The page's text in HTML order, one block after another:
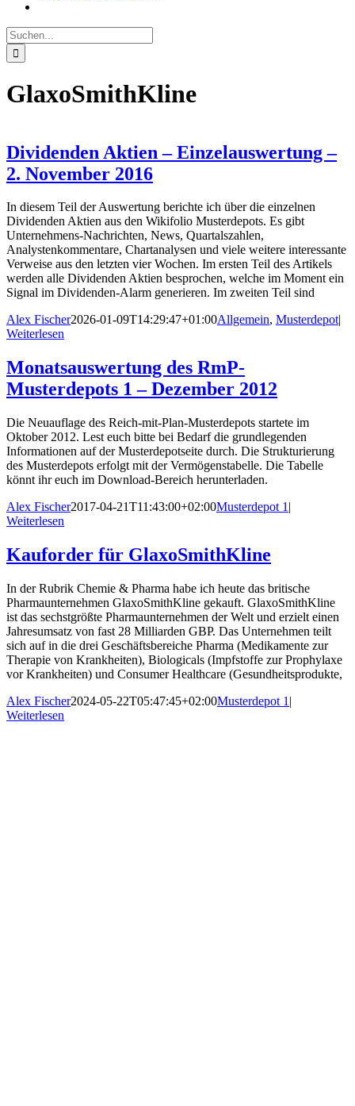
Suche
nach:
GlaxoSmithKline
Dividenden Aktien – Einzelauswertung –
2. November 2016
In diesem Teil der Auswertung berichte ich über die einzelnen
Dividenden Aktien aus den Wikifolio Musterdepots. Es gibt
Unternehmens-Nachrichten, News, Quartalszahlen,
Analystenkommentare, Chartanalysen und viele weitere interessante
Verweise aus den letzten vier Wochen. Im ersten Teil des Artikels
werden alle Dividenden Aktien besprochen, welche im Moment ein
Signal im Dividenden-Alarm generieren. Im zweiten Teil sind
Alex Fischer2026-01-09T14:29:47+01:00Allgemein, Musterdepot|
Weiterlesen
Monatsauswertung des RmP-
Musterdepots 1 – Dezember 2012
Die Neuauflage des Reich-mit-Plan-Musterdepots startete im
Oktober 2012. Lest euch bitte bei Bedarf die grundlegenden
Informationen auf der Musterdepotseite durch. Die Strukturierung
des Musterdepots erfolgt mit der Vermögenstabelle. Die Tabelle
könnt ihr euch im Download-Bereich herunterladen.
Alex Fischer2017-04-21T11:43:00+02:00Musterdepot 1 |
Weiterlesen
Kauforder für GlaxoSmithKline
In der Rubrik Chemie & Pharma habe ich heute das britische
Pharmaunternehmen GlaxoSmithKline gekauft. GlaxoSmithKline
ist das sechstgrößte Pharmaunternehmen der Welt und erzielt einen
Jahresumsatz von fast 28 Milliarden GBP. Das Unternehmen teilt
sich auf in die drei Geschäftsbereiche Pharma (Medikamente zur
Therapie von Krankheiten), Biologicals (Impfstoffe zur Prophylaxe
vor Krankheiten) und Consumer Healthcare (Gesundheitsprodukte,
Alex Fischer2024-05-22T05:47:45+02:00Musterdepot 1 |
Weiterlesen